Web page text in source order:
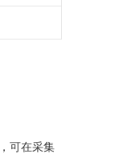
可在采集